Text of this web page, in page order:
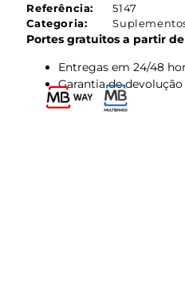
Referência:
5147
Categoria:
Portes gratuitos a partir
Entregas em 24/48
Garantia de devolução